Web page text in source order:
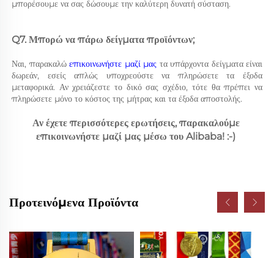
μπορέσουμε να σας δώσουμε την καλύτερη δυνατή σύσταση.
Q7. Μπορώ να πάρω δείγματα προϊόντων;
Ναι, παρακαλώ επικοινωνήστε μαζί μας τα υπάρχοντα δείγματα είναι
δωρεάν, εσείς απλώς υποχρεούστε να πληρώσετε τα έξοδα
μεταφορικά. Αν χρειάζεστε το δικό σας σχέδιο, τότε θα πρέπει να
πληρώσετε μόνο το κόστος της μήτρας και τα έξοδα αποστολής.
Αν έχετε περισσότερες ερωτήσεις, παρακαλούμε
επικοινωνήστε μαζί μας μέσω του Alibaba! :-)
Προτεινόμενα Προϊόντα